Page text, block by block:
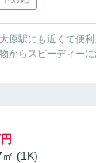
原駅にも近くて便
からスピーディーに
(1K)